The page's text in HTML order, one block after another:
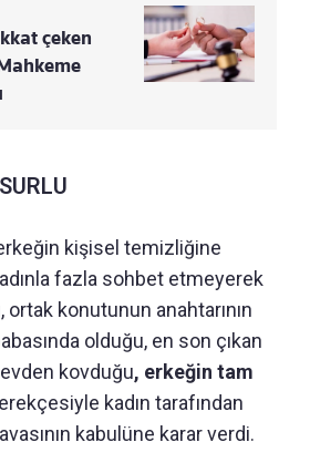
çeken
kişisel temizliğine
fazla sohbet etmeyerek
ortak konutunun anahtarının
olduğu, en son çıkan
evden kovduğu, erkeğin tam
kadın tarafından
kabulüne karar verdi.